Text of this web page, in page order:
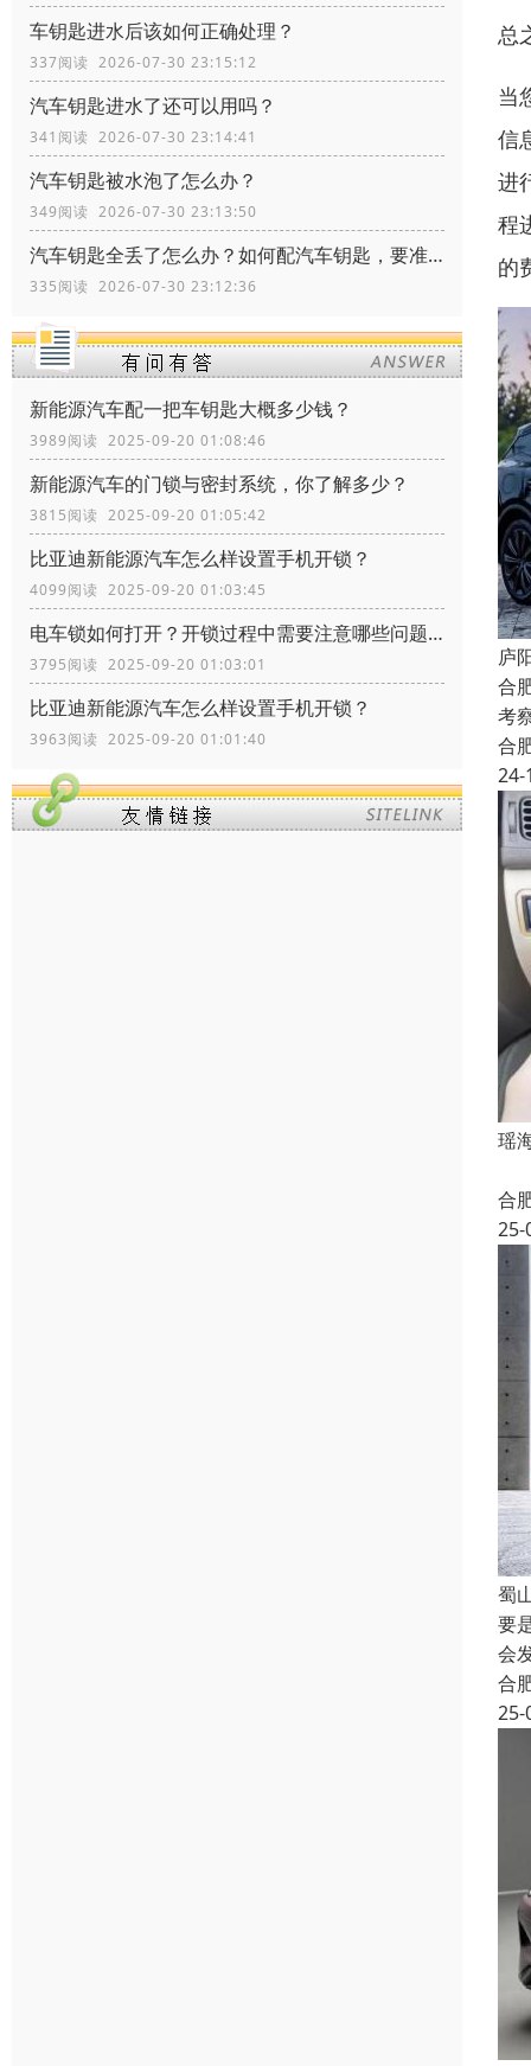
车钥匙进水后该如何正确处理？
337阅读 2026-07-30 23:15:12
汽车钥匙进水了还可以用吗？
341阅读 2026-07-30 23:14:41
汽车钥匙被水泡了怎么办？
349阅读 2026-07-30 23:13:50
汽车钥匙全丢了怎么办？如何配汽车钥匙，要准备什么资料？
335阅读 2026-07-30 23:12:36
新能源汽车配一把车钥匙大概多少钱？
3989阅读 2025-09-20 01:08:46
新能源汽车的门锁与密封系统，你了解多少？
3815阅读 2025-09-20 01:05:42
比亚迪新能源汽车怎么样设置手机开锁？
4099阅读 2025-09-20 01:03:45
电车锁如何打开？开锁过程中需要注意哪些问题？
3795阅读 2025-09-20 01:03:01
比亚迪新能源汽车怎么样设置手机开锁？
3963阅读 2025-09-20 01:01:40
总
当
信
进
程
的
庐
合
考
合
24-
瑶
合
25-
蜀
要
会
合
25-